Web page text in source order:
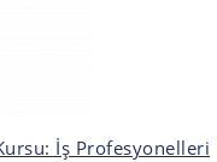
İş Profesyonelleri